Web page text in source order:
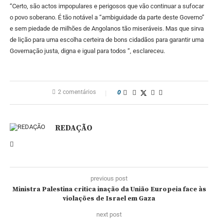
“Certo, são actos impopulares e perigosos que vão continuar a sufocar
o povo soberano. É tão notável a “ambiguidade da parte deste Governo”
e sem piedade de milhões de Angolanos tão miseráveis. Mas que sirva
de lição para uma escolha certeira de bons cidadãos para garantir uma
Governação justa, digna e igual para todos “, esclareceu.
2 comentários 0
REDAÇÃO
previous post
Ministra Palestina critica inação da União Europeia face às
violações de Israel em Gaza
next post